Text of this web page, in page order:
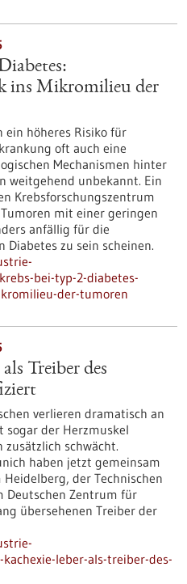
ins Mikromilieu der
ein höheres Risiko für
oft auch eine
Mechanismen hinter
weitgehend unbekannt. Ein
Krebsforschungszentrum
mit einer geringen
anfällig für die
Diabetes zu sein scheinen.
bei-typ-2-diabetes-
der-tumoren
Treiber des
verlieren dramatisch an
sogar der Herzmuskel
schwächt.
haben jetzt gemeinsam
der Technischen
Deutschen Zentrum für
übersehenen Treiber der
leber-als-treiber-des-